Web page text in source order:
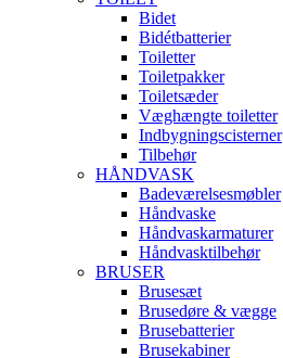
Bidet
Bidétbatterier
Toiletter
Toiletpakker
Toiletsæder
Væghængte toiletter
Indbygningscisterner
Tilbehør
HÅNDVASK
Badeværelsesmøbler
Håndvaske
Håndvaskarmaturer
Håndvasktilbehør
BRUSER
Brusesæt
Brusedøre & vægge
Brusebatterier
Brusekabiner